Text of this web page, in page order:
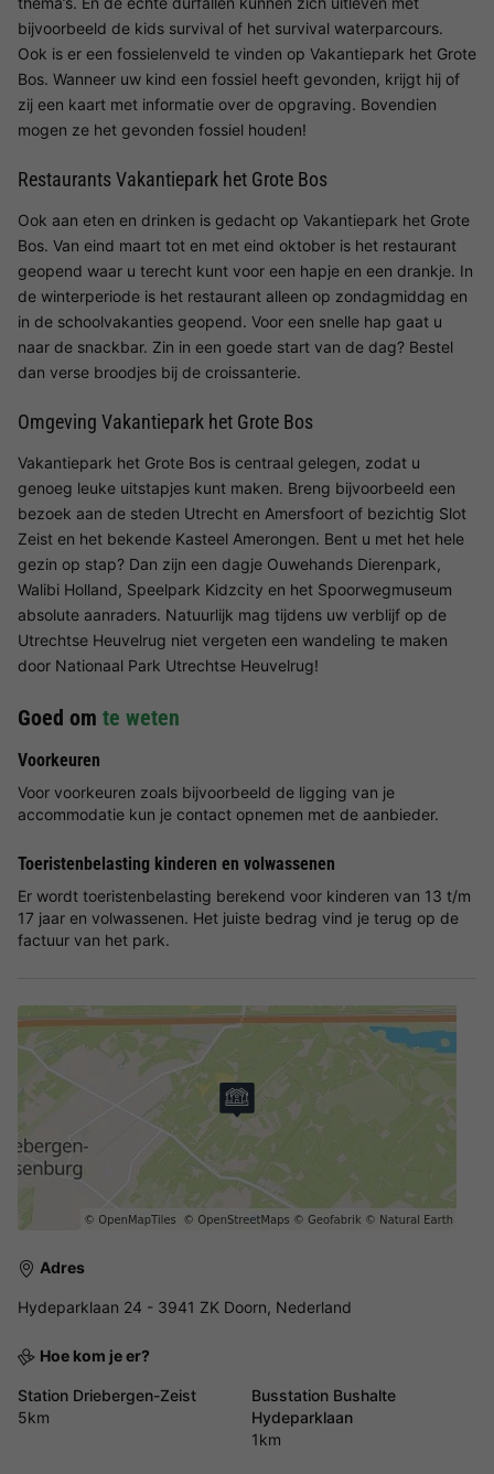
bijvoorbeeld de kids survival of het survival waterparcours.
Ook is er een fossielenveld te vinden op Vakantiepark het Grote
Bos. Wanneer uw kind een fossiel heeft gevonden, krijgt hij of
zij een kaart met informatie over de opgraving. Bovendien
mogen ze het gevonden fossiel houden!
Restaurants Vakantiepark het Grote Bos
Ook aan eten en drinken is gedacht op Vakantiepark het Grote
Bos. Van eind maart tot en met eind oktober is het restaurant
geopend waar u terecht kunt voor een hapje en een drankje. In
de winterperiode is het restaurant alleen op zondagmiddag en
in de schoolvakanties geopend. Voor een snelle hap gaat u
naar de snackbar. Zin in een goede start van de dag? Bestel
dan verse broodjes bij de croissanterie.
Omgeving Vakantiepark het Grote Bos
Vakantiepark het Grote Bos is centraal gelegen, zodat u
genoeg leuke uitstapjes kunt maken. Breng bijvoorbeeld een
bezoek aan de steden Utrecht en Amersfoort of bezichtig Slot
Zeist en het bekende Kasteel Amerongen. Bent u met het hele
gezin op stap? Dan zijn een dagje Ouwehands Dierenpark,
Walibi Holland, Speelpark Kidzcity en het Spoorwegmuseum
absolute aanraders. Natuurlijk mag tijdens uw verblijf op de
Utrechtse Heuvelrug niet vergeten een wandeling te maken
door Nationaal Park Utrechtse Heuvelrug!
Goed om te weten
Voorkeuren
Voor voorkeuren zoals bijvoorbeeld de ligging van je
accommodatie kun je contact opnemen met de aanbieder.
Toeristenbelasting kinderen en volwassenen
Er wordt toeristenbelasting berekend voor kinderen van 13 t/m
17 jaar en volwassenen. Het juiste bedrag vind je terug op de
factuur van het park.
Adres
Hydeparklaan 24 - 3941 ZK Doorn, Nederland
Hoe kom je er?
Station Driebergen-Zeist
5km
Busstation Bushalte
Hydeparklaan
1km